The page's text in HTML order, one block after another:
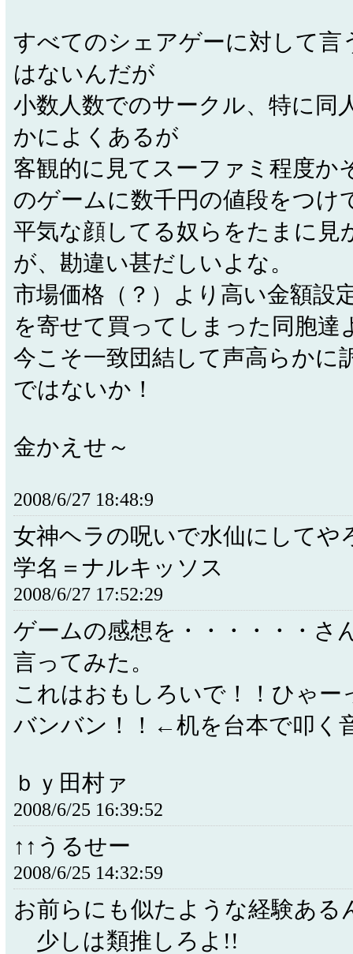
すべてのシェアゲーに対して言
はないんだが
小数人数でのサークル、特に同
かによくあるが
客観的に見てスーファミ程度か
のゲームに数千円の値段をつけ
平気な顔してる奴らをたまに見
が、勘違い甚だしいよな。
市場価格（？）より高い金額設
を寄せて買ってしまった同胞達
今こそ一致団結して声高らかに
ではないか！
金かえせ～
2008/6/27 18:48:9
女神ヘラの呪いで水仙にしてや
学名＝ナルキッソス
2008/6/27 17:52:29
ゲームの感想を・・・・・・さ
言ってみた。
これはおもしろいで！！ひゃ
バンバン！！←机を台本で叩く
ｂｙ田村ァ
2008/6/25 16:39:52
↑↑うるせー
2008/6/25 14:32:59
お前らにも似たような経験ある
少しは類推しろよ!!